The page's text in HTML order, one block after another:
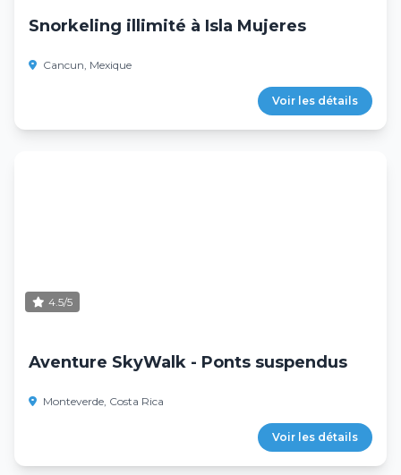
Snorkeling illimité à Isla Mujeres
Cancun, Mexique
Voir les détails
4.5/5
Aventure SkyWalk - Ponts suspendus
Monteverde, Costa Rica
Voir les détails